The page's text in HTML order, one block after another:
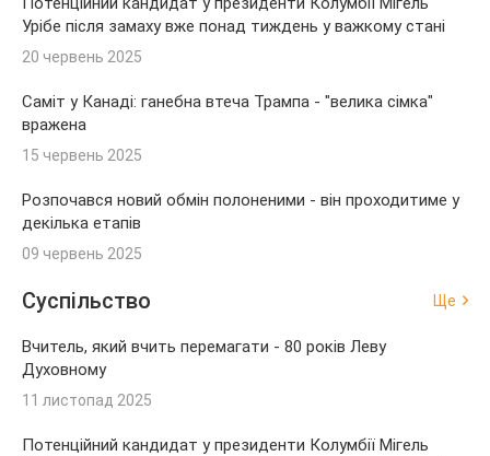
Урібе після замаху вже понад тиждень у важкому стані
20 червень 2025
Саміт у Канаді: ганебна втеча Трампа - "велика сімка"
вражена
15 червень 2025
Розпочався новий обмін полоненими - він проходитиме у
декілька етапів
09 червень 2025
Суспільство Ще
Вчитель, який вчить перемагати - 80 років Леву
Духовному
11 листопад 2025
Потенційний кандидат у президенти Колумбії Мігель